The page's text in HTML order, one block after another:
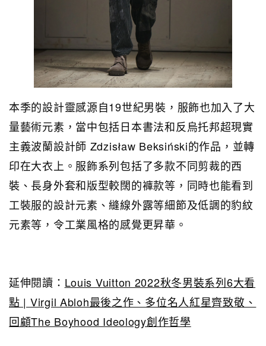
本季的設計靈感源自19世紀男裝，服飾也加入了大
量藝術元素，當中包括日本書法和反烏托邦超現實
主義波蘭設計師 Zdzisław Beksiński的作品，並轉
印在大衣上。服飾系列包括了多款不同剪裁的西
裝、長身外套和版型較闊的褲款等，同時也能看到
工裝服的設計元素、縫線外露等細節及低調的豹紋
元素等，令工業風格的感覺更昇華。
延伸閱讀： Louis Vuitton 2022秋冬男裝系列6大看
點 | Virgil Abloh最後之作、多位名人紅星齊致敬、
回顧The Boyhood Ideology創作哲學